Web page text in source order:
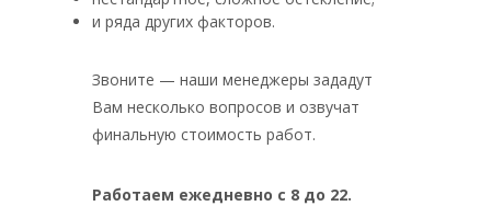
и ряда других факторов.
Звоните — наши менеджеры зададут
Вам несколько вопросов и озвучат
финальную стоимость работ.
Работаем ежедневно с 8 до 22.